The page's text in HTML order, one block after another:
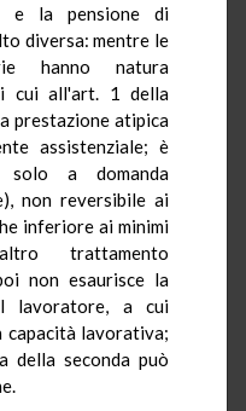
e la pensione di
diversa: mentre le
hanno natura
cui all'art. 1 della
prestazione atipica
assistenziale; è
solo a domanda
non reversibile ai
inferiore ai minimi
trattamento
non esaurisce la
lavoratore, a cui
capacità lavorativa;
della seconda può